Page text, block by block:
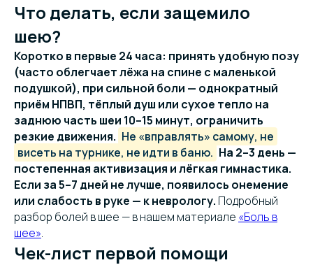
Что делать, если защемило
шею?
Коротко в первые 24 часа: принять удобную позу
(часто облегчает лёжа на спине с маленькой
подушкой), при сильной боли — однократный
приём НПВП, тёплый душ или сухое тепло на
заднюю часть шеи 10–15 минут, ограничить
резкие движения. Не «вправлять» самому, не
висеть на турнике, не идти в баню. На 2–3 день —
постепенная активизация и лёгкая гимнастика.
Если за 5–7 дней не лучше, появилось онемение
или слабость в руке — к неврологу. Подробный
разбор болей в шее — в нашем материале «Боль в
шее».
Чек-лист первой помощи